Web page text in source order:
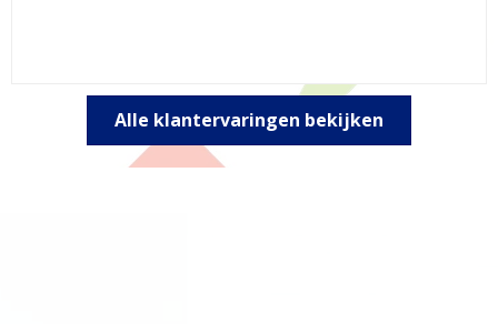
Alle klantervaringen bekijken